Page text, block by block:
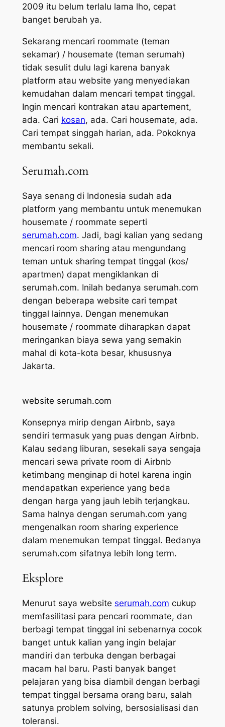
2009 itu belum terlalu lama lho, cepat
banget berubah ya.
Sekarang mencari roommate (teman
sekamar) / housemate (teman serumah)
tidak sesulit dulu lagi karena banyak
platform atau website yang menyediakan
kemudahan dalam mencari tempat tinggal.
Ingin mencari kontrakan atau apartement,
ada. Cari kosan, ada. Cari housemate, ada.
Cari tempat singgah harian, ada. Pokoknya
membantu sekali.
Serumah.com
Saya senang di Indonesia sudah ada
platform yang membantu untuk menemukan
housemate / roommate seperti
serumah.com. Jadi, bagi kalian yang sedang
mencari room sharing atau mengundang
teman untuk sharing tempat tinggal (kos/
apartmen) dapat mengiklankan di
serumah.com. Inilah bedanya serumah.com
dengan beberapa website cari tempat
tinggal lainnya. Dengan menemukan
housemate / roommate diharapkan dapat
meringankan biaya sewa yang semakin
mahal di kota-kota besar, khususnya
Jakarta.
website serumah.com
Konsepnya mirip dengan Airbnb, saya
sendiri termasuk yang puas dengan Airbnb.
Kalau sedang liburan, sesekali saya sengaja
mencari sewa private room di Airbnb
ketimbang menginap di hotel karena ingin
mendapatkan experience yang beda
dengan harga yang jauh lebih terjangkau.
Sama halnya dengan serumah.com yang
mengenalkan room sharing experience
dalam menemukan tempat tinggal. Bedanya
serumah.com sifatnya lebih long term.
Eksplore
Menurut saya website serumah.com cukup
memfasilitasi para pencari roommate, dan
berbagi tempat tinggal ini sebenarnya cocok
banget untuk kalian yang ingin belajar
mandiri dan terbuka dengan berbagai
macam hal baru. Pasti banyak banget
pelajaran yang bisa diambil dengan berbagi
tempat tinggal bersama orang baru, salah
satunya problem solving, bersosialisasi dan
toleransi.